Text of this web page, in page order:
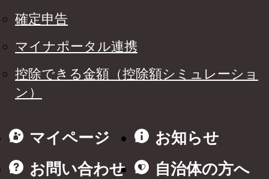
確定申告
マイナポータル連携
控除できる金額（控除額シミュレーショ
ン）
マイページ
お知らせ
お問い合わせ
自治体の方へ